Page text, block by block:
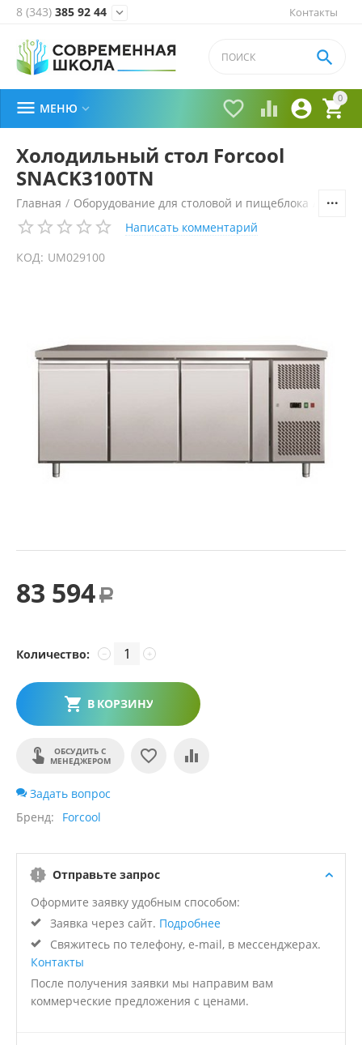
Контакты
8 (343) 385 92 44 
0


 

 МЕНЮ 
Холодильный стол Forcool
SNACK3100TN
Главная / Оборудование для столовой и пищеблока
Написать комментарий
КОД: UM029100
83 594 Р
Количество: +
−
В КОРЗИНУ
ОБСУДИТЬ С
МЕНЕДЖЕРОМ
Задать вопрос
Бренд
Forcool
Отправьте запрос
Оформите заявку удобным способом:
Заявка через сайт. Подробнее
Свяжитесь по телефону, e-mail, в мессенджерах.
Контакты
После получения заявки мы направим вам
коммерческие предложения с ценами.